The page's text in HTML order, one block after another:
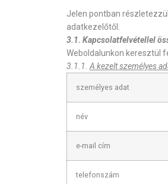
Jelen pontban
adatkezelőtől.
3.1. Kapcsolatfelvétellel
Weboldalunkon keresztül
3.1.1. A kezelt személyes
személyes adat
név
e-mail cím
telefonszám